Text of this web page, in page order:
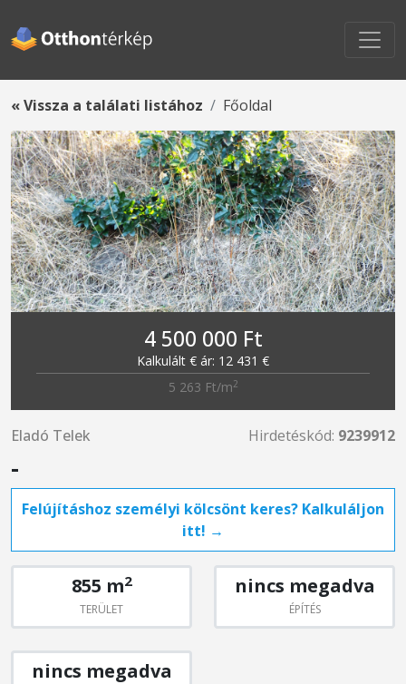
« Vissza a találati listához Főoldal
4 500 000 Ft
Kalkulált € ár: 12 431 €
5 263 Ft/m2
Eladó Telek Hirdetéskód: 9239912
-
Felújításhoz személyi kölcsönt keres? Kalkuláljon
itt! →
855 m2
TERÜLET
nincs megadva
ÉPÍTÉS
nincs megadva